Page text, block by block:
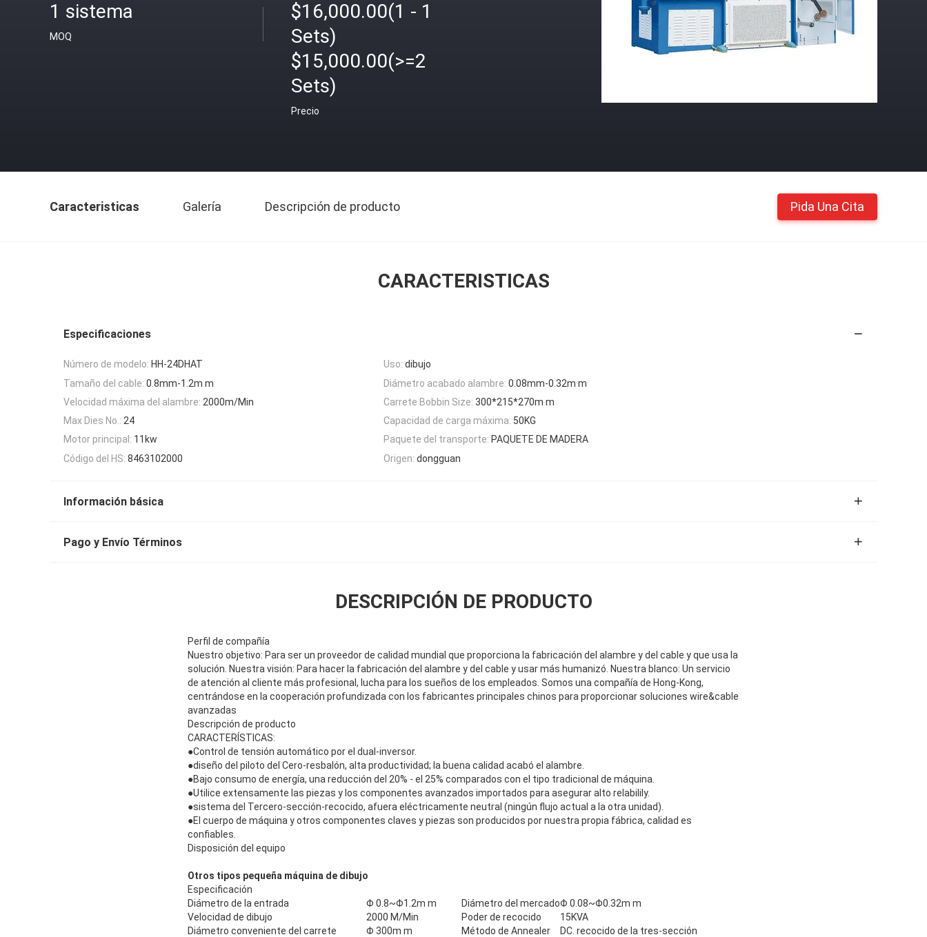
1 sistema
MOQ
$16,000.00(1 - 1
Sets)
$15,000.00(>=2
Sets)
Precio
Caracteristicas Galería Descripción de producto Pida Una Cita
CARACTERISTICAS
Especificaciones
Número de modelo: HH-24DHAT Uso: dibujo
Tamaño del cable: 0.8mm-1.2m m Diámetro acabado alambre: 0.08mm-0.32m m
Velocidad máxima del alambre: 2000m/Min Carrete Bobbin Size: 300*215*270m m
Max Dies No.: 24 Capacidad de carga máxima: 50KG
Motor principal: 11kw Paquete del transporte: PAQUETE DE MADERA
Código del HS: 8463102000 Origen: dongguan
Información básica
Pago y Envío Términos
DESCRIPCIÓN DE PRODUCTO
Perfil de compañía
Nuestro objetivo: Para ser un proveedor de calidad mundial que proporciona la fabricación del alambre y del cable y que usa la
solución. Nuestra visión: Para hacer la fabricación del alambre y del cable y usar más humanizó. Nuestra blanco: Un servicio
de atención al cliente más profesional, lucha para los sueños de los empleados. Somos una compañía de Hong-Kong,
centrándose en la cooperación profundizada con los fabricantes principales chinos para proporcionar soluciones wire&cable
avanzadas
Descripción de producto
CARACTERÍSTICAS:
●Control de tensión automático por el dual-inversor.
●diseño del piloto del Cero-resbalón, alta productividad; la buena calidad acabó el alambre.
●Bajo consumo de energía, una reducción del 20% - el 25% comparados con el tipo tradicional de máquina.
●Utilice extensamente las piezas y los componentes avanzados importados para asegurar alto relabilily.
●sistema del Tercero-sección-recocido, afuera eléctricamente neutral (ningún flujo actual a la otra unidad).
●El cuerpo de máquina y otros componentes claves y piezas son producidos por nuestra propia fábrica, calidad es
confiables.
Disposición del equipo
Otros tipos pequeña máquina de dibujo
Especificación
Diámetro de la entrada
Φ 0.8~Φ1.2m m Diámetro del mercadoΦ 0.08~Φ0.32m m
Velocidad de dibujo
2000 M/Min Poder de recocido
15KVA
Diámetro conveniente del carrete
Φ 300m m Método de Annealer
DC. recocido de la tres-sección